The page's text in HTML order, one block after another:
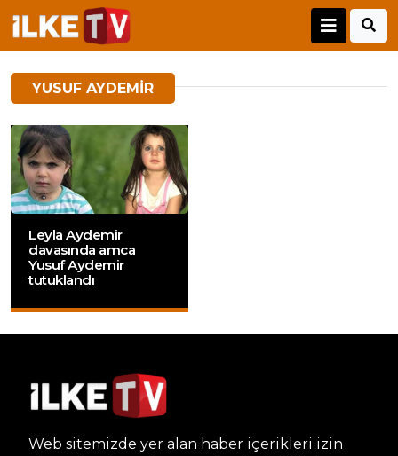
YUSUF AYDEMIR
Leyla Aydemir
davasında amca
Yusuf Aydemir
tutuklandı
Web sitemizde yer alan haber içerikleri izin